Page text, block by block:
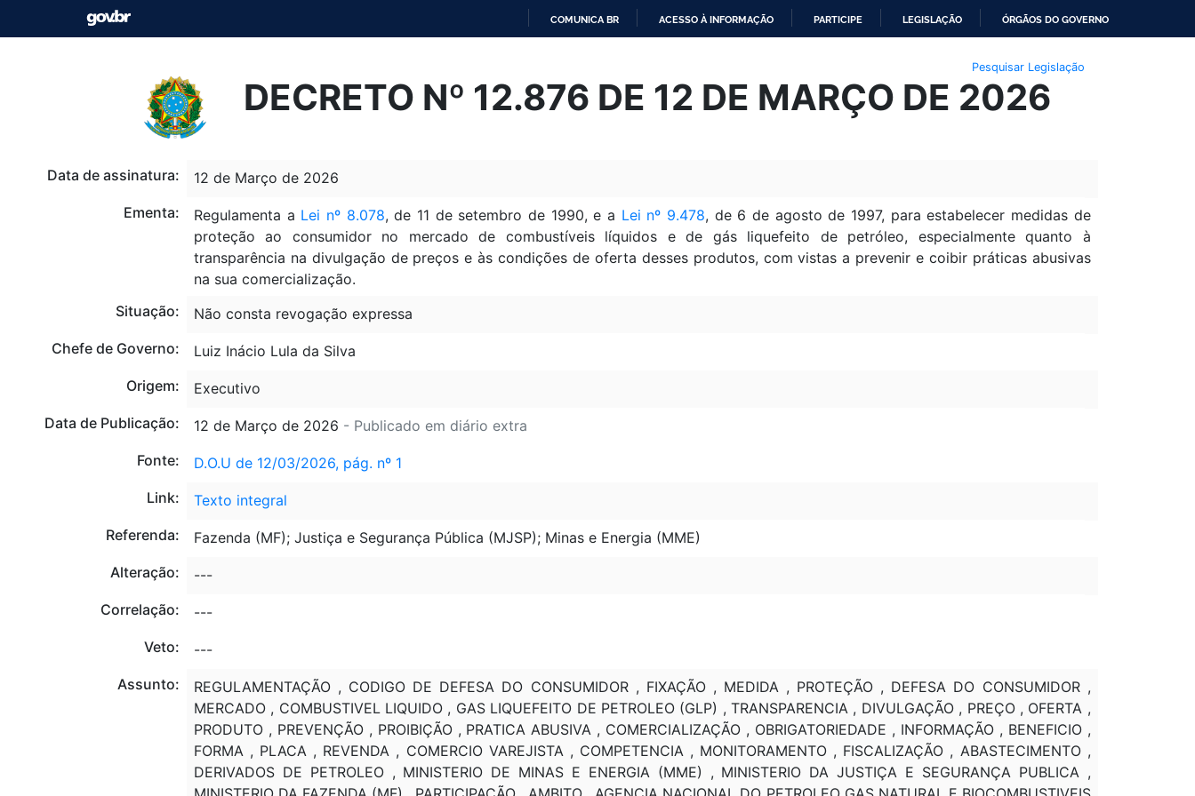
CONTEÚDO
COMUNICA BR ACESSO À INFORMAÇÃO PARTICIPE LEGISLAÇÃO ÓRGÃOS DO GOVERNO
Pesquisar Legislação
DECRETO Nº 12.876 DE 12 DE MARÇO DE 2026
Data de assinatura:
12 de Março de 2026
Ementa:
Regulamenta a Lei nº 8.078, de 11 de setembro de 1990, e a Lei nº 9.478, de 6 de agosto de 1997, para estabelecer medidas de
proteção ao consumidor no mercado de combustíveis líquidos e de gás liquefeito de petróleo, especialmente quanto à
transparência na divulgação de preços e às condições de oferta desses produtos, com vistas a prevenir e coibir práticas abusivas
na sua comercialização.
Situação:
Não consta revogação expressa
Chefe de Governo:
Luiz Inácio Lula da Silva
Origem:
Executivo
Data de Publicação:
12 de Março de 2026 - Publicado em diário extra
Fonte:
D.O.U de 12/03/2026, pág. nº 1
Link:
Texto integral
Referenda:
Fazenda (MF); Justiça e Segurança Pública (MJSP); Minas e Energia (MME)
Alteração:
---
Correlação:
---
Veto:
---
Assunto:
REGULAMENTAÇÃO , CODIGO DE DEFESA DO CONSUMIDOR , FIXAÇÃO , MEDIDA , PROTEÇÃO , DEFESA DO CONSUMIDOR ,
MERCADO , COMBUSTIVEL LIQUIDO , GAS LIQUEFEITO DE PETROLEO (GLP) , TRANSPARENCIA , DIVULGAÇÃO , PREÇO , OFERTA ,
PRODUTO , PREVENÇÃO , PROIBIÇÃO , PRATICA ABUSIVA , COMERCIALIZAÇÃO , OBRIGATORIEDADE , INFORMAÇÃO , BENEFICIO ,
FORMA , PLACA , REVENDA , COMERCIO VAREJISTA , COMPETENCIA , MONITORAMENTO , FISCALIZAÇÃO , ABASTECIMENTO ,
DERIVADOS DE PETROLEO , MINISTERIO DE MINAS E ENERGIA (MME) , MINISTERIO DA JUSTIÇA E SEGURANÇA PUBLICA ,